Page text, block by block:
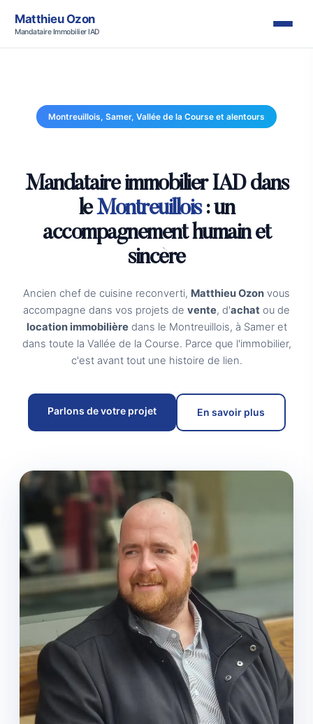
Matthieu Ozon
Mandataire Immobilier IAD
Montreuillois, Samer, Vallée de la Course et alentours
Mandataire immobilier IAD dans
leMontreuillois: un
accompagnement humain et
sincère
Ancien chef de cuisine reconverti, Matthieu Ozon vous
accompagne dans vos projets de vente, d'achat ou de
location immobilièredans le Montreuillois, à Samer et
dans toute la Vallée de la Course. Parce que l'immobilier,
c'est avant tout une histoire de lien.
Parlons de votre projet En savoir plus